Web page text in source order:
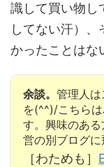
識して買い物し
してない汗）
かったことはな
余談。 管理人
を(^^)/こちら
す。興味のあ
営の別ブログに
［わためも］